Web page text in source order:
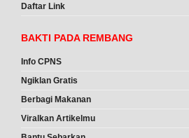
Daftar Link
BAKTI PADA REMBANG
Info CPNS
Ngiklan Gratis
Berbagi Makanan
Viralkan Artikelmu